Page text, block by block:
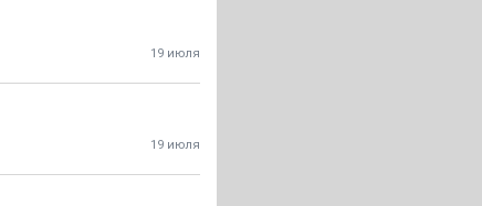
19 июля
19 июля